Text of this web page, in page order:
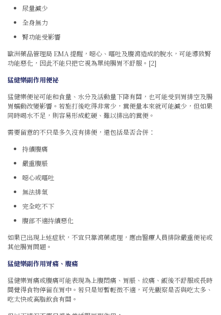
尿量減少
全身無力
腎功能受影響
歐洲藥品管理局 EMA 提醒，噁心、嘔吐及腹瀉造成的脫水，可能導致腎
功能惡化，因此不能只把它視為單純腸胃不舒服。[2]
猛健樂副作用便祕
猛健樂便祕可能和食量、水分及活動量下降有關，也可能受到胃排空及腸
胃蠕動改變影響。若施打後吃得非常少，糞便量本來就可能減少，但如果
同時喝水不足，則容易形成乾硬、難以排出的糞便。
需要留意的不只是多久沒有排便，還包括是否合併：
持續腹痛
嚴重腹脹
噁心或嘔吐
無法排氣
完全吃不下
腹部不適持續惡化
如果已出現上述症狀，不宜只靠瀉藥處理，應由醫療人員排除嚴重便祕或
其他腸胃問題。
猛健樂副作用胃痛、腹痛
猛健樂胃痛或腹痛可能表現為上腹悶痛、胃脹、絞痛、飯後不舒服或長時
間覺得食物停留在胃中。若只是短暫輕微不適，可先觀察是否與吃太多、
吃太快或高脂飲食有關。